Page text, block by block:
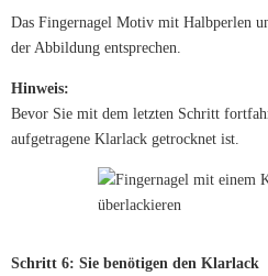
Das Fingernagel Motiv mit Halbperlen
der Abbildung entsprechen.
Hinweis:
Bevor Sie mit dem letzten Schritt
aufgetragene Klarlack getrocknet ist.
Schritt 6: Sie benötigen den Klarlack